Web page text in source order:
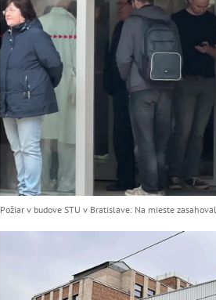
Požiar v budove STU v Bratislave: Na mieste